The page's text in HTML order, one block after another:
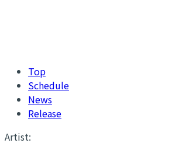
Top
Schedule
News
Release
Artist: